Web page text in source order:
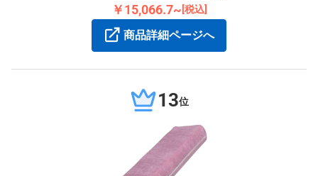
パイルカバーを採用しています。
￥15,066.7~ [税込]
商品詳細ページへ
13位